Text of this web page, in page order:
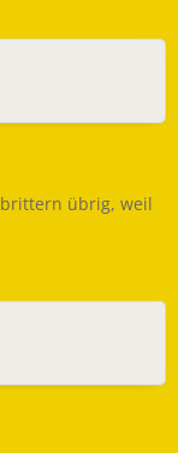
übrig, weil